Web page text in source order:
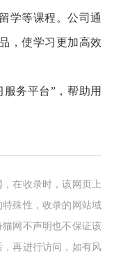
学等课程。公司通
，使学习更加高效
务平台”，帮助用
在收录时，该网页上
殊性，收录的网站域
网不声明也不保证该
再进行访问，如有风